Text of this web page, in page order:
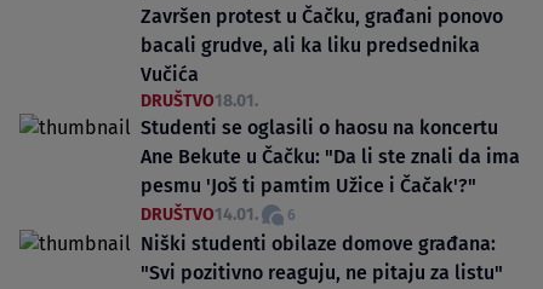
Završen protest u Čačku, građani ponovo
bacali grudve, ali ka liku predsednika
Vučića
DRUŠTVO18.01.
Studenti se oglasili o haosu na koncertu
Ane Bekute u Čačku: "Da li ste znali da ima
pesmu 'Još ti pamtim Užice i Čačak'?"
DRUŠTVO14.01. 6
Niški studenti obilaze domove građana:
"Svi pozitivno reaguju, ne pitaju za listu"